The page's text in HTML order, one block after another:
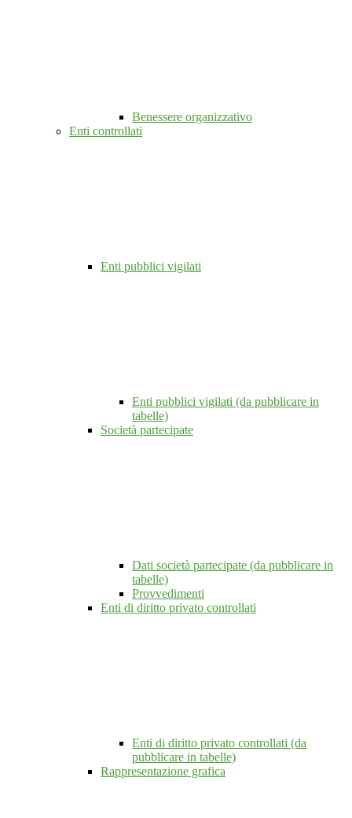
Benessere organizzativo
Enti controllati
Enti pubblici vigilati
Enti pubblici vigilati (da pubblicare in
tabelle)
Società partecipate
Dati società partecipate (da pubblicare in
tabelle)
Provvedimenti
Enti di diritto privato controllati
Enti di diritto privato controllati (da
pubblicare in tabelle)
Rappresentazione grafica